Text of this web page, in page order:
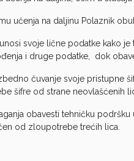
učenja na daljinu Polaznik
svoje lične podatke kako
i druge podatke, dok
čuvanje svoje pristupne
šifre od strane neovlašćenih
obavesti tehničku
od zloupotrebe trećih lica.